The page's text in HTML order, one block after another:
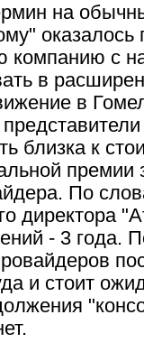
на
компанию с
в
в
близка к
премии
По
директора
- 3 года.
и стоит